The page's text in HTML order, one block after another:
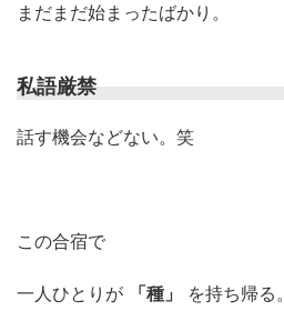
まだまだ始まったばかり。
私語厳禁
話す機会などない。笑
この合宿で
一人ひとりが 「種」 を持ち帰る。